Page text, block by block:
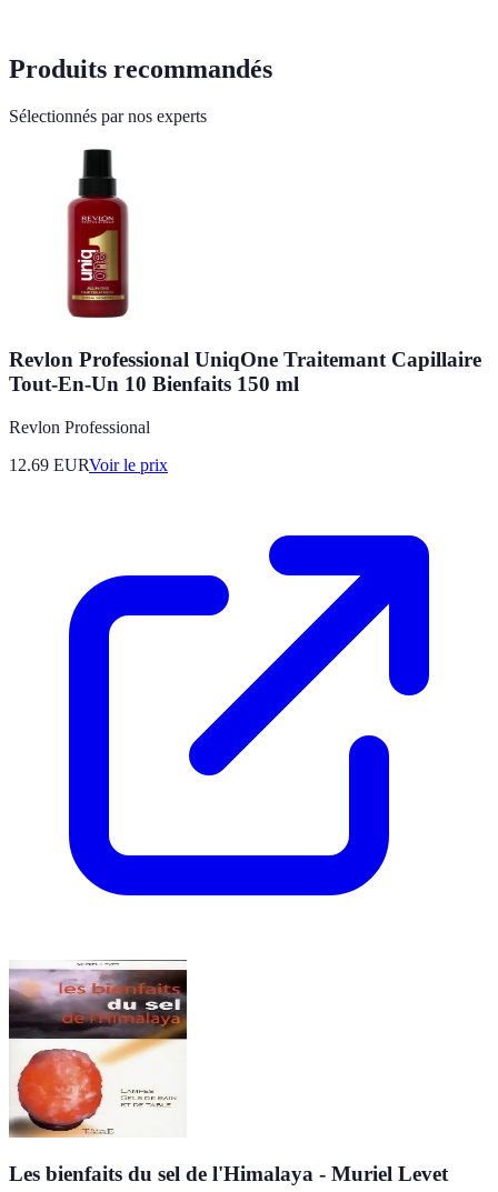
Produits recommandés
Sélectionnés par nos experts
Revlon Professional UniqOne Traitemant Capillaire
Tout-En-Un 10 Bienfaits 150 ml
Revlon Professional
12.69 EURVoir le prix
Les bienfaits du sel de l'Himalaya - Muriel Levet